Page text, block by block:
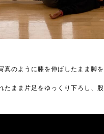
真のように膝を伸ばしたまま脚を
たまま片足をゆっくり下ろし、